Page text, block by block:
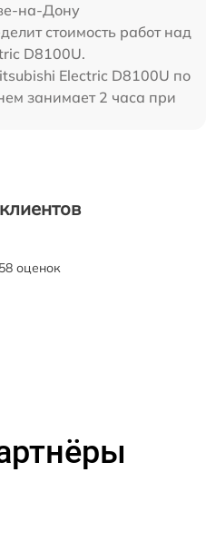
на-Дону
стоимость работ над
D8100U.
Electric D8100U по
занимает 2 часа при
оценок